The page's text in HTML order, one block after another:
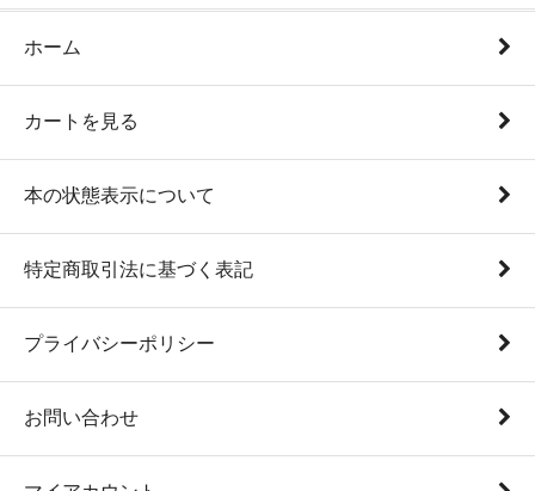
ホーム
カートを見る
本の状態表示について
特定商取引法に基づく表記
プライバシーポリシー
お問い合わせ